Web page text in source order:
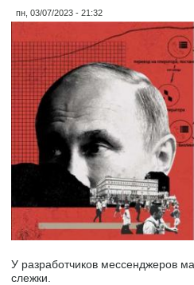
пн, 03/07/2023 - 21:32
У разработчиков мессенджеров
слежки.